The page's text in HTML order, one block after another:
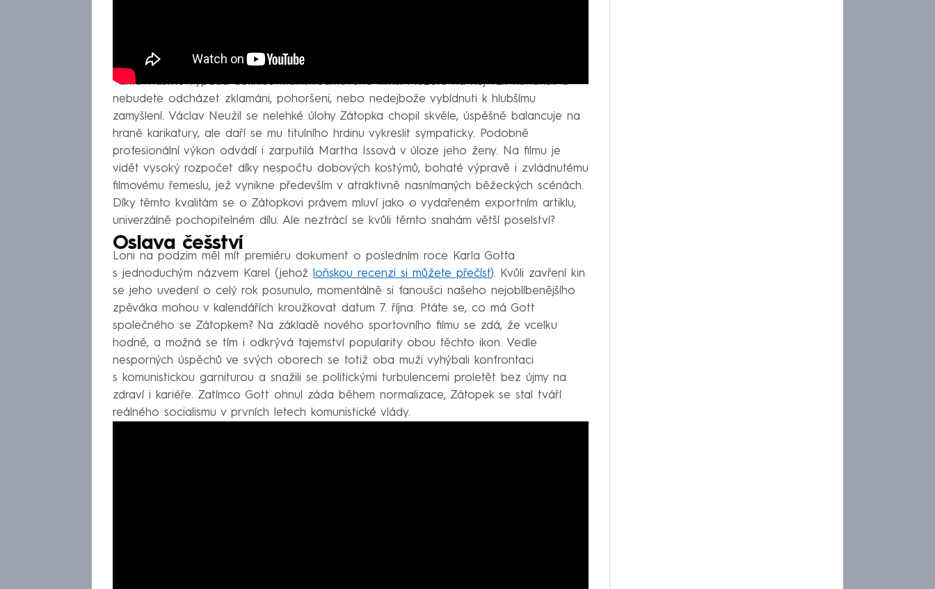
Takto vlastně vypadá definice mainstreamového filmu. Můžete na něj vzít kohokoli a
nebudete odcházet zklamáni, pohoršeni, nebo nedejbože vybídnuti k hlubšímu
zamyšlení. Václav Neužil se nelehké úlohy Zátopka chopil skvěle, úspěšně balancuje na
hraně karikatury, ale daří se mu titulního hrdinu vykreslit sympaticky. Podobně
profesionální výkon odvádí i zarputilá Martha Issová v úloze jeho ženy. Na filmu je
vidět vysoký rozpočet díky nespočtu dobových kostýmů, bohaté výpravě i zvládnutému
filmovému řemeslu, jež vynikne především v atraktivně nasnímaných běžeckých scénách.
Díky těmto kvalitám se o Zátopkovi právem mluví jako o vydařeném exportním artiklu,
univerzálně pochopitelném dílu. Ale neztrácí se kvůli těmto snahám větší poselství?
Oslava češství
Loni na podzim měl mít premiéru dokument o posledním roce Karla Gotta
s jednoduchým názvem Karel (jehož
loňskou recenzi si můžete přečíst). Kvůli zavření kin
se jeho uvedení o celý rok posunulo, momentálně si fanoušci našeho nejoblíbenějšího
zpěváka mohou v kalendářích kroužkovat datum 7. října. Ptáte se, co má Gott
společného se Zátopkem? Na základě nového sportovního filmu se zdá, že vcelku
hodně, a možná se tím i odkrývá tajemství popularity obou těchto ikon. Vedle
nesporných úspěchů ve svých oborech se totiž oba muži vyhýbali konfrontaci
s komunistickou garniturou a snažili se politickými turbulencemi proletět bez újmy na
zdraví i kariéře. Zatímco Gott ohnul záda během normalizace, Zátopek se stal tváří
reálného socialismu v prvních letech komunistické vlády.